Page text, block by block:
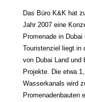
Das Büro K&K hat
Jahr 2007 eine
Promenade in
Touristenziel liegt in
von Dubai Land und
Projekte. Die etwa
Wasserkanals wird
Promenadenbauten